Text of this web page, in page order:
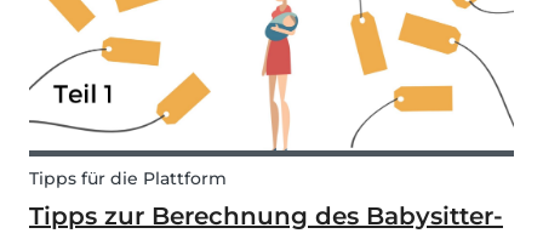
Tipps für die Plattform
Tipps zur Berechnung des Babysitter-